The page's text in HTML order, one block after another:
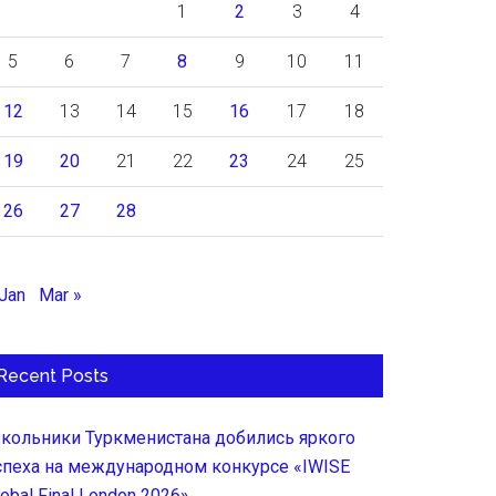
1 2 3 4
5 6 7 8 9 10 11
12 13 14 15 16 17 18
19 20 21 22 23 24 25
26 27 28
Mar »
Posts
Туркменистана добились яркого
на международном конкурсе «IWISE